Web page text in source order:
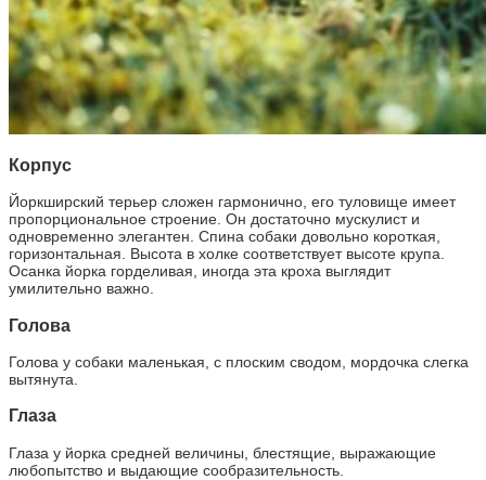
Корпус
Йоркширский терьер сложен гармонично, его туловище имеет
пропорциональное строение. Он достаточно мускулист и
одновременно элегантен. Спина собаки довольно короткая,
горизонтальная. Высота в холке соответствует высоте крупа.
Осанка йорка горделивая, иногда эта кроха выглядит
умилительно важно.
Голова
Голова у собаки маленькая, с плоским сводом, мордочка слегка
вытянута.
Глаза
Глаза у йорка средней величины, блестящие, выражающие
любопытство и выдающие сообразительность.